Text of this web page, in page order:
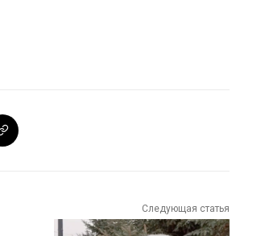
Следующая статья